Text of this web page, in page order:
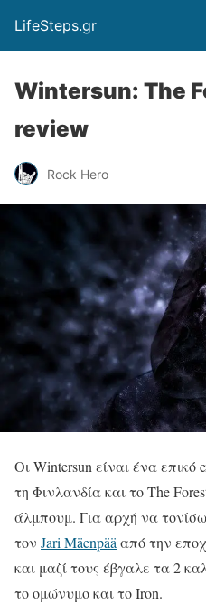
LifeSteps.gr
Wintersun: The
review
Rock Hero
Οι Wintersun είναι ένα επικό
τη Φινλανδία και το The
άλμπουμ. Γιααρχή νατονίσω
τον Jari Mäenpää απότην
και μαζίτους έβγαλε τα2
τοομώνυμοκαιτοIron.